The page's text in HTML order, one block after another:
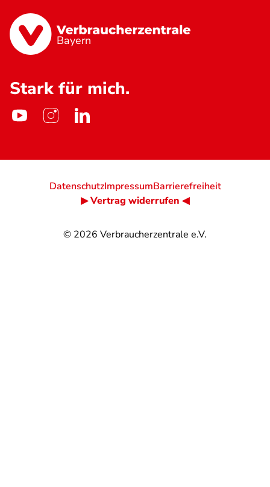
Bayern
Stark für mich.
© 2026 Verbraucherzentrale e.V.
DatenschutzImpressumBarrierefreiheit
▶ Vertrag widerrufen ◀